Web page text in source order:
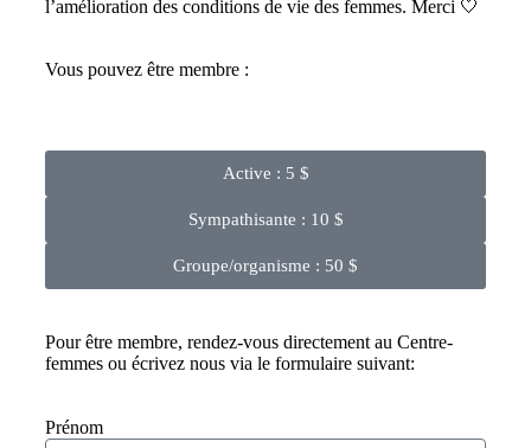
l’amélioration des conditions de vie des femmes. Merci 🤍
Vous pouvez être membre :
Active : 5 $
Sympathisante : 10 $
Groupe/organisme : 50 $
Pour être membre, rendez-vous directement au Centre-
femmes ou écrivez nous via le formulaire suivant:
Prénom